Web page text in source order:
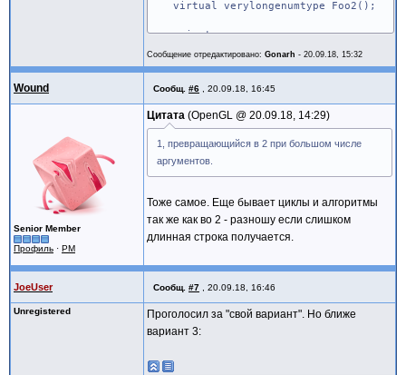
virtual verylongenumtype Foo2();
private:
bool m_bFoo1;
unsigned int m_nVeryLongFoo2;
Сообщение отредактировано: Gonarh - 20.09.18, 15:32
Wound Сообщ. #6 20.09.18, 16:45
Senior Member
Профиль · PM
Цитата OpenGL @ 20.09.18, 14:29
1, превращающийся в 2 при большом числе
аргументов.
Тоже самое. Еще бывает циклы и алгоритмы
так же как во 2 - разношу если слишком
длинная строка получается.
JoeUser Сообщ. #7 20.09.18, 16:46
Unregistered
Проголосил за "свой вариант". Но ближе
вариант 3: